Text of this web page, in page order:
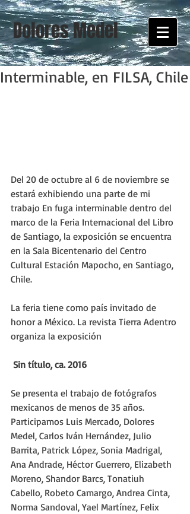
Dolores Medel
Interminable, en FILSA, Chile
Del 20 de octubre al 6 de noviembre se
estará exhibiendo una parte de mi
trabajo En fuga interminable dentro del
marco de la Feria Internacional del Libro
de Santiago, la exposición se encuentra
en la Sala Bicentenario del Centro
Cultural Estación Mapocho, en Santiago,
Chile.
La feria tiene como país invitado de
honor a México. La revista Tierra Adentro
organiza la exposición
Sin título, ca. 2016
Se presenta el trabajo de fotógrafos
mexicanos de menos de 35 años.
Participamos Luis Mercado, Dolores
Medel, Carlos Iván Hernández, Julio
Barrita, Patrick López, Sonia Madrigal,
Ana Andrade, Héctor Guerrero, Elizabeth
Moreno, Shandor Barcs, Tonatiuh
Cabello, Robeto Camargo, Andrea Cinta,
Norma Sandoval, Yael Martínez, Felix